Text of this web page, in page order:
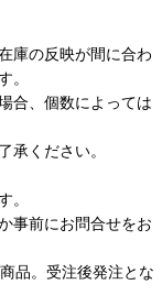
庫の反映が間に合わ
。
合、個数によっては
承ください。
。
事前にお問合せをお
品。受注後発注とな